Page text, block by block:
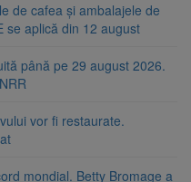
de cafea și ambalajele de
se aplică din 12 august
până pe 29 august 2026.
vor fi restaurate.
mondial. Betty Bromage a